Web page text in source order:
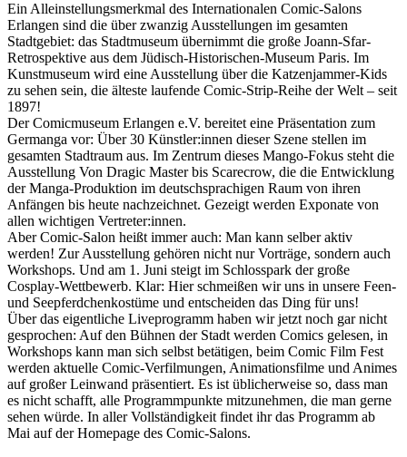
Ein Alleinstellungsmerkmal des Internationalen Comic-Salons
Erlangen sind die über zwanzig Ausstellungen im gesamten
Stadtgebiet: das Stadtmuseum übernimmt die große Joann-Sfar-
Retrospektive aus dem Jüdisch-Historischen-Museum Paris. Im
Kunstmuseum wird eine Ausstellung über die Katzenjammer-Kids
zu sehen sein, die älteste laufende Comic-Strip-Reihe der Welt – seit
1897!
Der Comicmuseum Erlangen e.V. bereitet eine Präsentation zum
Germanga vor: Über 30 Künstler:innen dieser Szene stellen im
gesamten Stadtraum aus. Im Zentrum dieses Mango-Fokus steht die
Ausstellung Von Dragic Master bis Scarecrow, die die Entwicklung
der Manga-Produktion im deutschsprachigen Raum von ihren
Anfängen bis heute nachzeichnet. Gezeigt werden Exponate von
allen wichtigen Vertreter:innen.
Aber Comic-Salon heißt immer auch: Man kann selber aktiv
werden! Zur Ausstellung gehören nicht nur Vorträge, sondern auch
Workshops. Und am 1. Juni steigt im Schlosspark der große
Cosplay-Wettbewerb. Klar: Hier schmeißen wir uns in unsere Feen-
und Seepferdchenkostüme und entscheiden das Ding für uns!
Über das eigentliche Liveprogramm haben wir jetzt noch gar nicht
gesprochen: Auf den Bühnen der Stadt werden Comics gelesen, in
Workshops kann man sich selbst betätigen, beim Comic Film Fest
werden aktuelle Comic-Verfilmungen, Animationsfilme und Animes
auf großer Leinwand präsentiert. Es ist üblicherweise so, dass man
es nicht schafft, alle Programmpunkte mitzunehmen, die man gerne
sehen würde. In aller Vollständigkeit findet ihr das Programm ab
Mai auf der Homepage des Comic-Salons.